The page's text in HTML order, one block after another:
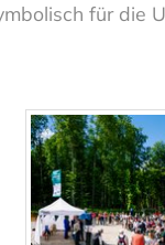
für die